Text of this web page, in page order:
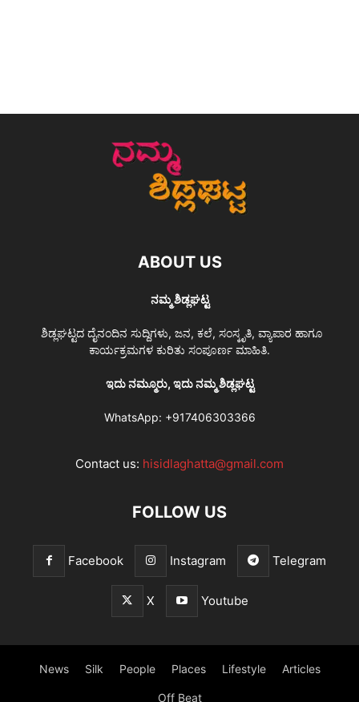
ABOUT US
ನಮ್ಮ ಶಿಡ್ಲಘಟ್ಟ
ಶಿಡ್ಲಘಟ್ಟದ ದೈನಂದಿನ ಸುದ್ದಿಗಳು, ಜನ, ಕಲೆ, ಸಂಸ್ಕೃತಿ, ವ್ಯಾಪಾರ ಹಾಗೂ
ಕಾರ್ಯಕ್ರಮಗಳ ಕುರಿತು ಸಂಪೂರ್ಣ ಮಾಹಿತಿ.
ಇದು ನಮ್ಮೂರು, ಇದು ನಮ್ಮ ಶಿಡ್ಲಘಟ್ಟ
WhatsApp: +917406303366
Contact us: hisidlaghatta@gmail.com
FOLLOW US
Facebook Instagram Telegram
X Youtube
News Silk People Places Lifestyle Articles
Off Beat